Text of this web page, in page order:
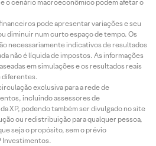
o cenário macroeconômico podem afetar o
pode apresentar variações e seu
diminuir num curto espaço de tempo. Os
necessariamente indicativos de resultados
não é líquida de impostos. As informações
em simulações e os resultados reais
diferentes.
exclusiva para a rede de
incluindo assessores de
XP, podendo também ser divulgado no site
ou redistribuição para qualquer pessoa,
seja o propósito, sem o prévio
Investimentos.